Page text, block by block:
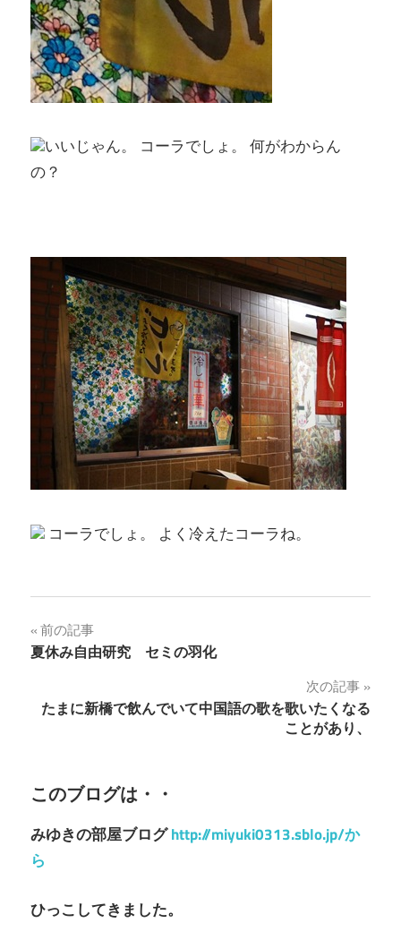
いいじゃん。 コーラでしょ。 何がわからん
の？
コーラでしょ。 よく冷えたコーラね。
投
稿
ナ
ー
シ
ョ
ン
前の記事
夏休み自由研究 セミの羽化
次の記事
たまに新橋で飲んでいて中国語の歌を歌いたくなる
ことがあり、
このブログは・・
みゆきの部屋ブログhttp://miyuki0313.sblo.jp/か
ら
ひっこしてきました。